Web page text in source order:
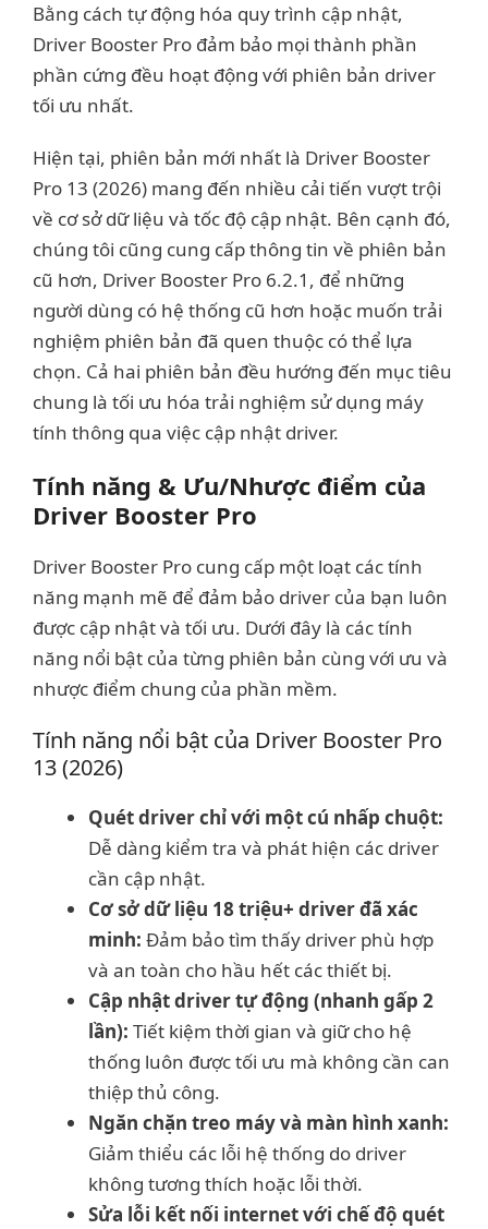
Bằng cách tự động hóa quy trình cập nhật,
Driver Booster Pro đảm bảo mọi thành phần
phần cứng đều hoạt động với phiên bản driver
tối ưu nhất.
Hiện tại, phiên bản mới nhất là Driver Booster
Pro 13 (2026) mang đến nhiều cải tiến vượt trội
về cơ sở dữ liệu và tốc độ cập nhật. Bên cạnh đó,
chúng tôi cũng cung cấp thông tin về phiên bản
cũ hơn, Driver Booster Pro 6.2.1, để những
người dùng có hệ thống cũ hơn hoặc muốn trải
nghiệm phiên bản đã quen thuộc có thể lựa
chọn. Cả hai phiên bản đều hướng đến mục tiêu
chung là tối ưu hóa trải nghiệm sử dụng máy
tính thông qua việc cập nhật driver.
Tính năng & Ưu/Nhược điểm của
Driver Booster Pro
Driver Booster Pro cung cấp một loạt các tính
năng mạnh mẽ để đảm bảo driver của bạn luôn
được cập nhật và tối ưu. Dưới đây là các tính
năng nổi bật của từng phiên bản cùng với ưu và
nhược điểm chung của phần mềm.
Tính năng nổi bật của Driver Booster Pro
13 (2026)
Quét driver chỉ với một cú nhấp chuột:
Dễ dàng kiểm tra và phát hiện các driver
cần cập nhật.
Cơ sở dữ liệu 18 triệu+ driver đã xác
minh: Đảm bảo tìm thấy driver phù hợp
và an toàn cho hầu hết các thiết bị.
Cập nhật driver tự động (nhanh gấp 2
lần): Tiết kiệm thời gian và giữ cho hệ
thống luôn được tối ưu mà không cần can
thiệp thủ công.
Ngăn chặn treo máy và màn hình xanh:
Giảm thiểu các lỗi hệ thống do driver
không tương thích hoặc lỗi thời.
Sửa lỗi kết nối internet với chế độ quét